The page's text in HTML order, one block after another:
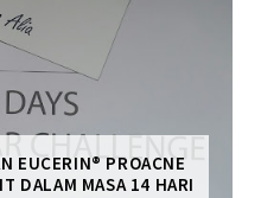
EUCERIN® PROACNE
DALAM MASA 14 HARI